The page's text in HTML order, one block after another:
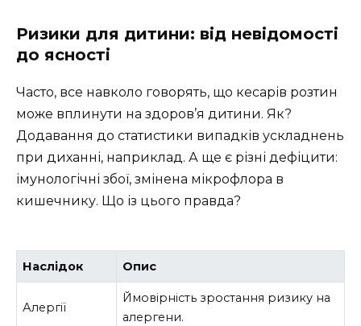
Ризики для дитини: від невідомості
до ясності
Часто, все навколо говорять, що кесарів розтин
може вплинути на здоров’я дитини. Як?
Додавання до статистики випадків ускладнень
при диханні, наприклад. А ще є різні дефіцити:
імунологічні збої, змінена мікрофлора в
кишечнику. Що із цього правда?
Наслідок Опис
Алергії
Ймовірність зростання ризику на
алергени.